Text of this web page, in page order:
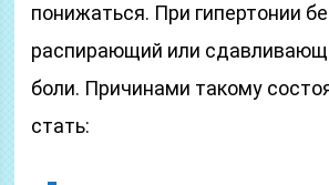
понижаться. При гипертонии
распирающий или
боли. Причинами такому
стать: